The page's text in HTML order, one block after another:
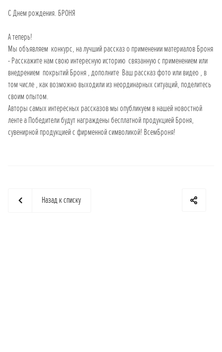
С Днем рождения. БРОНЯ
А теперь!
Мы объявляем конкурс, на лучший рассказ о применении материалов Броня
- Расскажите нам свою интересную историю связанную с применением или
внедрением покрытий Броня , дополните Ваш рассказ фото или видео , в
том числе , как возможно выходили из неординарных ситуаций, поделитесь
своим опытом.
Авторы самых интересных рассказов мы опубликуем в нашей новостной
ленте а Победители будут награждены бесплатной продукцией Броня,
сувенирной продукцией с фирменной символикой! ВсемБроня!
Назад к списку